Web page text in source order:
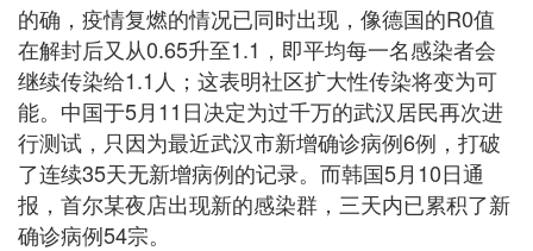
的确，疫情复燃的情况已同时出现，像德国的R0值
在解封后又从0.65升至1.1，即平均每一名感染者会
继续传染给1.1人；这表明社区扩大性传染将变为可
能。中国于5月11日决定为过千万的武汉居民再次进
行测试，只因为最近武汉市新增确诊病例6例，打破
了连续35天无新增病例的记录。而韩国5月10日通
报，首尔某夜店出现新的感染群，三天内已累积了新
确诊病例54宗。